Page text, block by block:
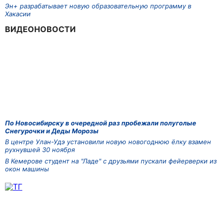
Эн+ разрабатывает новую образовательную программу в
Хакасии
ВИДЕОНОВОСТИ
По Новосибирску в очередной раз пробежали полуголые
Снегурочки и Деды Морозы
В центре Улан-Удэ установили новую новогоднюю ёлку взамен
рухнувшей 30 ноября
В Кемерове студент на "Ладе" с друзьями пускали фейерверки из
окон машины